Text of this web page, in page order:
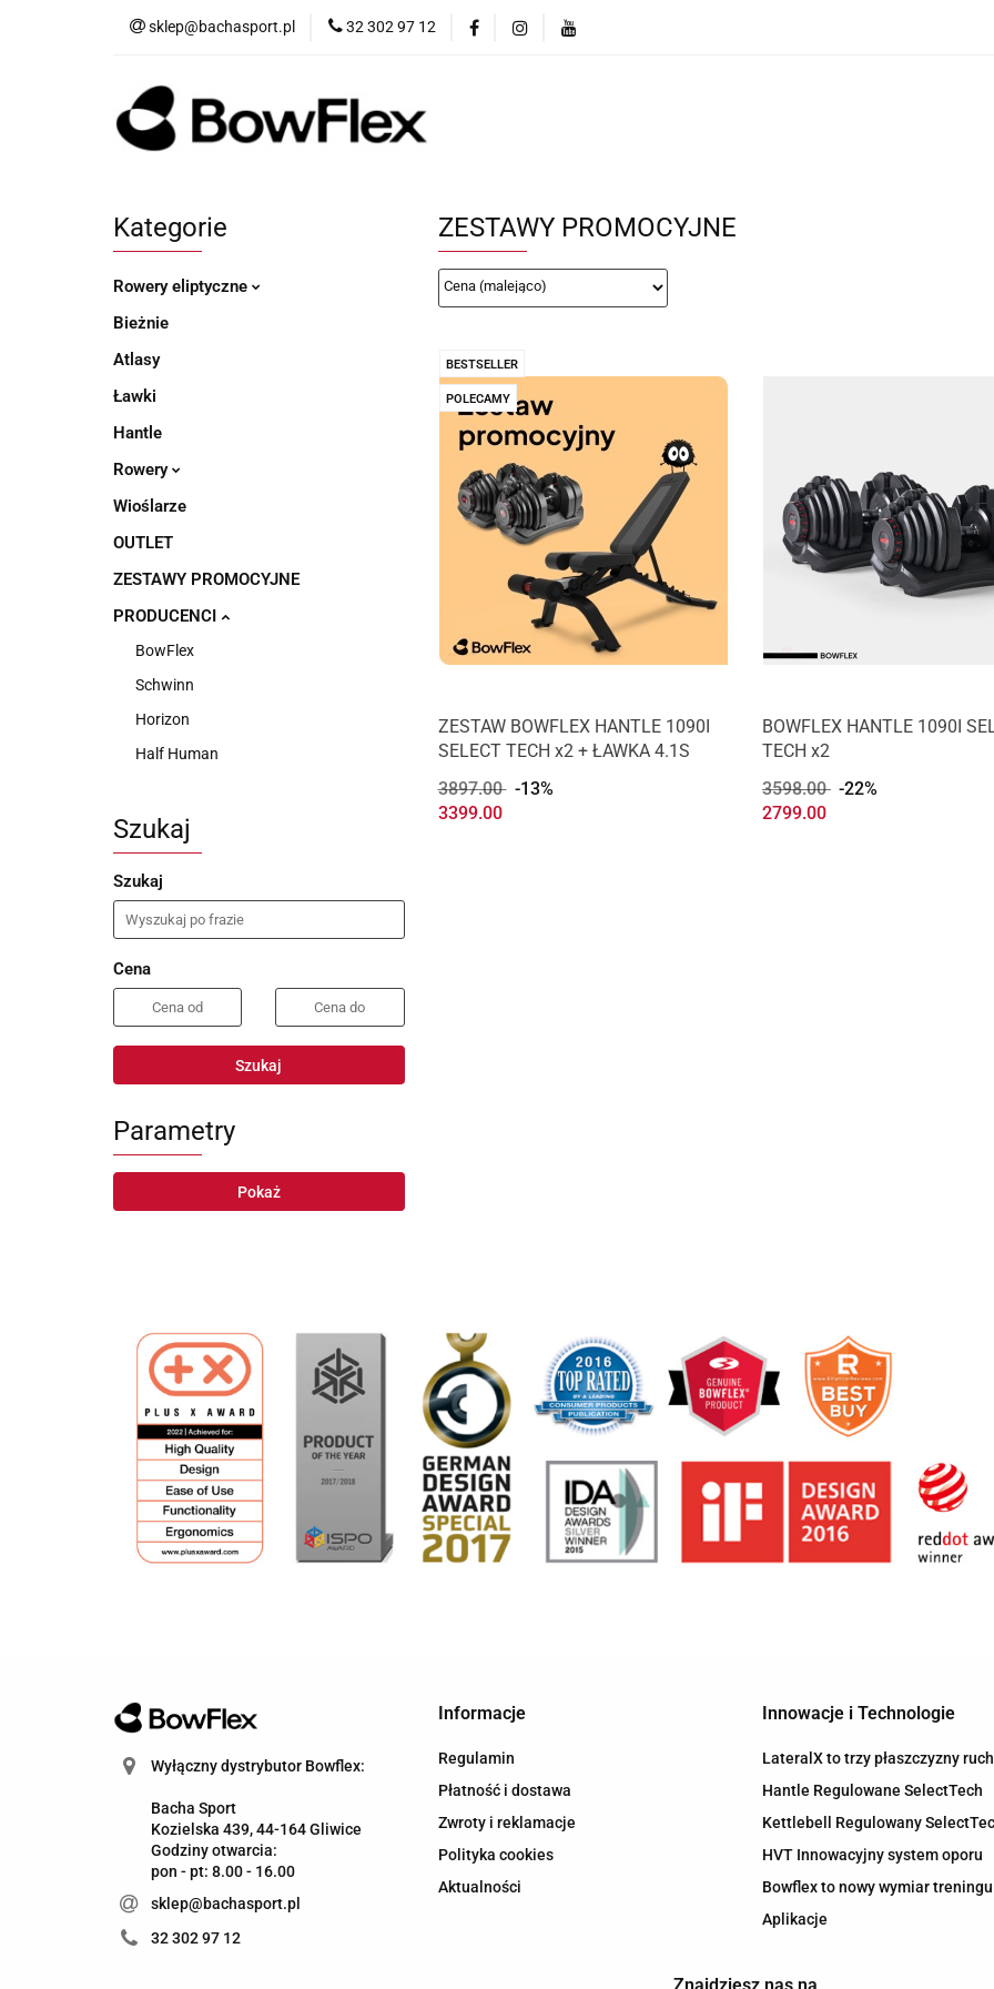
sklep@bachasport.pl 32 302 97 12
Produkty Więcej o markach
Kategorie
Rowery eliptyczne
Bieżnie
Atlasy
Ławki
Hantle
Rowery
Wioślarze
OUTLET
ZESTAWY PROMOCYJNE
PRODUCENCI
BowFlex
Schwinn
Horizon
Half Human
Szukaj
Szukaj
Cena
Szukaj
Parametry
Pokaż
ZESTAWY PROMOCYJNE
BESTSELLER
POLECAMY
ZESTAW BOWFLEX HANTLE 1090I
SELECT TECH x2 + ŁAWKA 4.1S
3897.00
-13%
3399.00
BOWFLEX HANTLE 1090I
TECH x2
3598.00 -22%
2799.00
Wyłączny dystrybutor Bowflex:
Bacha Sport
Kozielska 439, 44-164 Gliwice
Godziny otwarcia:
pon - pt: 8.00 - 16.00
sklep@bachasport.pl
32 302 97 12
Informacje
Regulamin
Płatność i dostawa
Zwroty i reklamacje
Polityka cookies
Aktualności
Innowacje i Technologie
LateralX to trzy płaszczyzny
Hantle Regulowane SelectTech
Kettlebell Regulowany
HVT Innowacyjny system oporu
Bowflex to nowy wymiar treningu
Aplikacje